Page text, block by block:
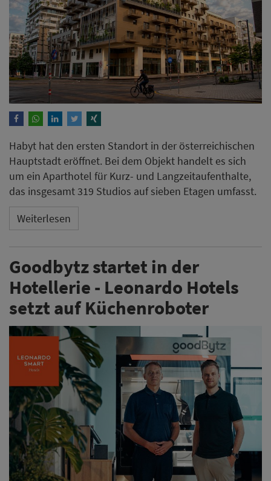
Habyt hat den ersten Standort in der österreichischen
Hauptstadt eröffnet. Bei dem Objekt handelt es sich
um ein Aparthotel für Kurz- und Langzeitaufenthalte,
das insgesamt 319 Studios auf sieben Etagen umfasst.
Weiterlesen
Goodbytz startet in der
Hotellerie - Leonardo Hotels
setzt auf Küchenroboter